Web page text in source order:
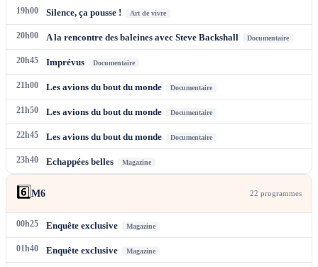
19h00 Silence, ça pousse ! Art de vivre
20h00 A la rencontre des baleines avec Steve Backshall Documentaire
20h45 Imprévus Documentaire
21h00 Les avions du bout du monde Documentaire
21h50 Les avions du bout du monde Documentaire
22h45 Les avions du bout du monde Documentaire
23h40 Echappées belles Magazine
6️⃣M6 22 programmes
00h25 Enquête exclusive Magazine
01h40 Enquête exclusive Magazine